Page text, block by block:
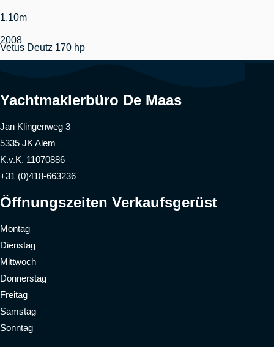
1.10m
2008
Vetus Deutz 170 hp
Yachtmaklerbüro De Maas
Jan Klingenweg 3
5335 JK Alem
K.v.K. 11070886
+31 (0)418-663236
Öffnungszeiten Verkaufsgerüst
Montag
Dienstag
Mittwoch
Donnerstag
Freitag
Samstag
Sonntag